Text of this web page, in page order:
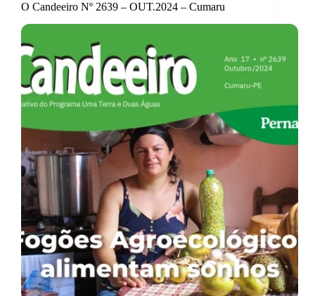
O Candeeiro Nº 2639 – OUT.2024 – Cumaru